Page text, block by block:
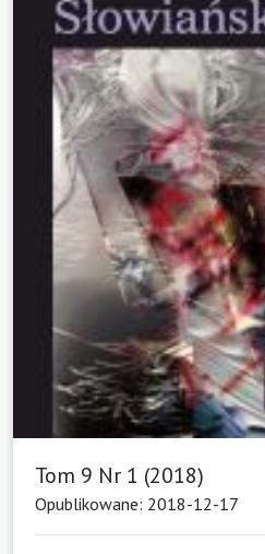
Tom 9 Nr 1 (2018)
Opublikowane: 2018-12-17